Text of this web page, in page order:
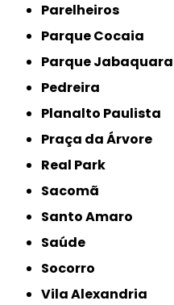
Parelheiros
Parque Cocaia
Parque Jabaquara
Pedreira
Planalto Paulista
Praça da Árvore
Real Park
Sacomã
Santo Amaro
Saúde
Socorro
Vila Alexandria